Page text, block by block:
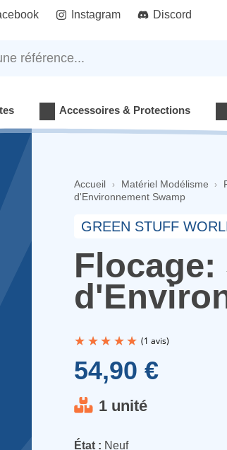
Instagram Discord
Accessoires & Protections
Accueil Matériel Modélisme
d'Environnement Swamp
GREEN STUFF
Flocage:
54,90 €
1 unité
État : Neuf